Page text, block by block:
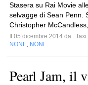
Stasera su Rai Movie
selvagge di Sean Penn.
Christopher
Il 05 dicembre 2014 da
NONE NONE
Pearl Jam, il